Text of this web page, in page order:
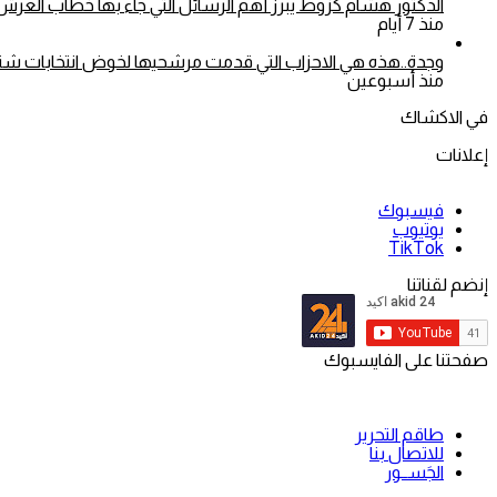
الدكتور هشام كزوط يبرز أهم الرسائل التي جاء بها خطاب
منذ 7 أيام
وجدة..هذه هي الاحزاب التي قدمت مرشحيها لخوض انتخابات شتنبر
منذ أسبوعين
في الاكشاك
إعلانات
فيسبوك
يوتيوب
‫TikTok
إنضم لقناتنا
صفحتنا على الفايسبوك
طاقم التحرير
للاتصال بنا
الجَســور